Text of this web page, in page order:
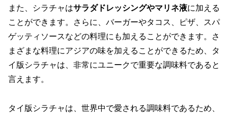
また、シラチャはサラダドレッシングやマリネ液に加える
ことができます。さらに、バーガーやタコス、ピザ、スパ
ゲッティソースなどの料理にも加えることができます。さ
まざまな料理にアジアの味を加えることができるため、タ
イ版シラチャは、非常にユニークで重要な調味料であると
言えます。
タイ版シラチャは、世界中で愛される調味料であるため、